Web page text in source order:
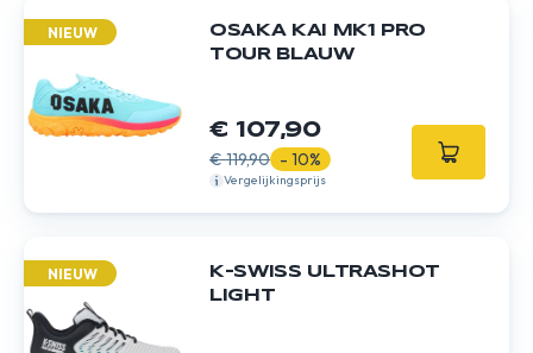
NIEUW
OSAKA KAI MK1 PRO
TOUR BLAUW
€ 107,90
€ 119,90 - 10%
Vergelijkingsprijs
NIEUW
K-SWISS ULTRASHOT
LIGHT